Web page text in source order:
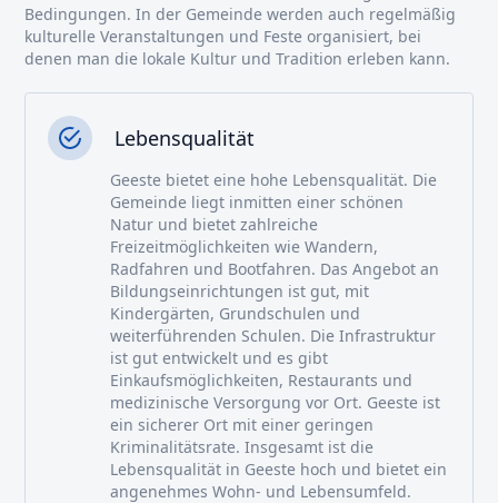
Bedingungen. In der Gemeinde werden auch regelmäßig
kulturelle Veranstaltungen und Feste organisiert, bei
denen man die lokale Kultur und Tradition erleben kann.
Lebensqualität
Geeste bietet eine hohe Lebensqualität. Die
Gemeinde liegt inmitten einer schönen
Natur und bietet zahlreiche
Freizeitmöglichkeiten wie Wandern,
Radfahren und Bootfahren. Das Angebot an
Bildungseinrichtungen ist gut, mit
Kindergärten, Grundschulen und
weiterführenden Schulen. Die Infrastruktur
ist gut entwickelt und es gibt
Einkaufsmöglichkeiten, Restaurants und
medizinische Versorgung vor Ort. Geeste ist
ein sicherer Ort mit einer geringen
Kriminalitätsrate. Insgesamt ist die
Lebensqualität in Geeste hoch und bietet ein
angenehmes Wohn- und Lebensumfeld.